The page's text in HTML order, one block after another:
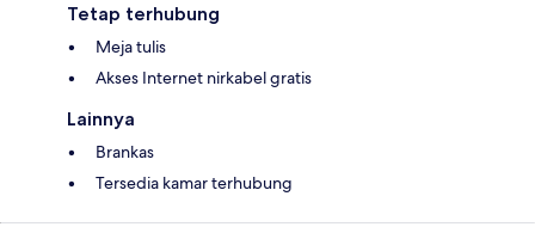
Tetap terhubung
Meja tulis
Akses Internet nirkabel gratis
Lainnya
Brankas
Tersedia kamar terhubung